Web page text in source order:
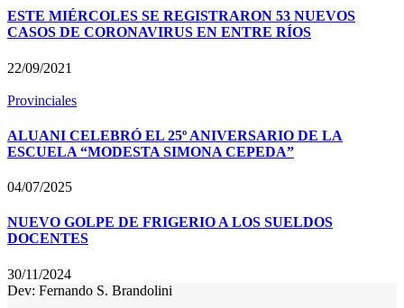
ESTE MIÉRCOLES SE REGISTRARON 53 NUEVOS
CASOS DE CORONAVIRUS EN ENTRE RÍOS
22/09/2021
Provinciales
ALUANI CELEBRÓ EL 25º ANIVERSARIO DE LA
ESCUELA “MODESTA SIMONA CEPEDA”
04/07/2025
NUEVO GOLPE DE FRIGERIO A LOS SUELDOS
DOCENTES
30/11/2024
Dev: Fernando S. Brandolini